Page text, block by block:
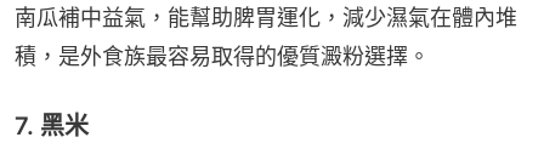
南瓜補中益氣，能幫助脾胃運化，減少濕氣在體內堆
積，是外食族最容易取得的優質澱粉選擇。
7. 黑米